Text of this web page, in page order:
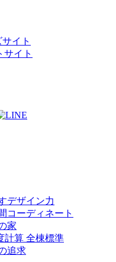
イト
サイト
デザイン力
コーディネート
家
計算 全棟標準
追求